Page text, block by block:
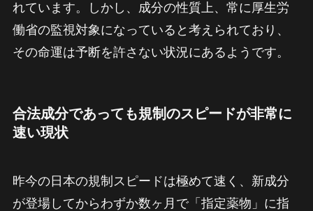
れています。しかし、成分の性質上、常に厚生労
働省の監視対象になっていると考えられており、
その命運は予断を許さない状況にあるようです。
合法成分であっても規制のスピードが非常に
速い現状
昨今の日本の規制スピードは極めて速く、新成分
が登場してからわずか数ヶ月で「指定薬物」に指